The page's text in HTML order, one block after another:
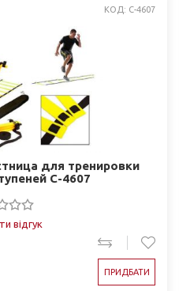
КОД: C-4607
для тренировки
C-4607
відгук
ПРИДБАТИ